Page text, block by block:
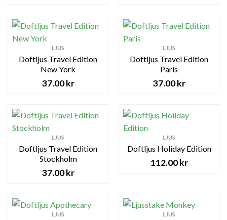
LJUS
Doftljus Travel Edition
New York
37.00kr
LJUS
Doftljus Travel Edition
Paris
37.00kr
LJUS
Doftljus Travel Edition
Stockholm
37.00kr
LJUS
Doftljus Holiday Edition
112.00kr
LJUS LJUS